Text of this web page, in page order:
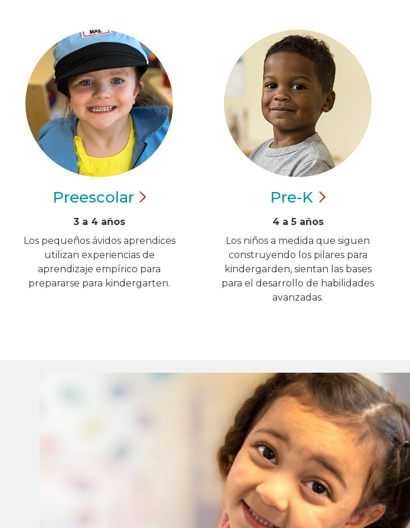
Preescolar
3 a 4 años
Los pequeños ávidos aprendices
utilizan experiencias de
aprendizaje empírico para
prepararse para kindergarten.
Pre-K
4 a 5 años
Los niños a medida que siguen
construyendo los pilares para
kindergarden, sientan las bases
para el desarrollo de habilidades
avanzadas.